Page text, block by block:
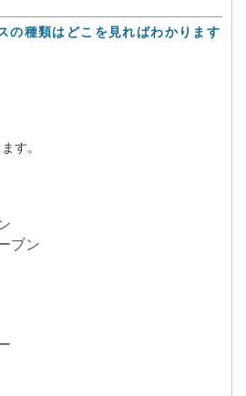
の種類はどこを見ればわかります
す。
ブン